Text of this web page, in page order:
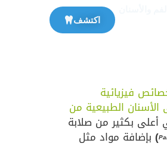
اكتشف
فيزيائية
الأسنان الطبيعية من
بكثير من صلابة
) بإضافة مواد مثل